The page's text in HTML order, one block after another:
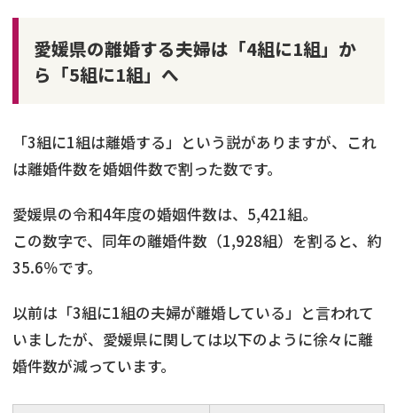
愛媛県の離婚する夫婦は「4組に1組」か
ら「5組に1組」へ
「3組に1組は離婚する」という説がありますが、これ
は離婚件数を婚姻件数で割った数です。
愛媛県の令和4年度の婚姻件数は、5,421組。
この数字で、同年の離婚件数（1,928組）を割ると、約
35.6％です。
以前は「3組に1組の夫婦が離婚している」と言われて
いましたが、愛媛県に関しては以下のように徐々に離
婚件数が減っています。